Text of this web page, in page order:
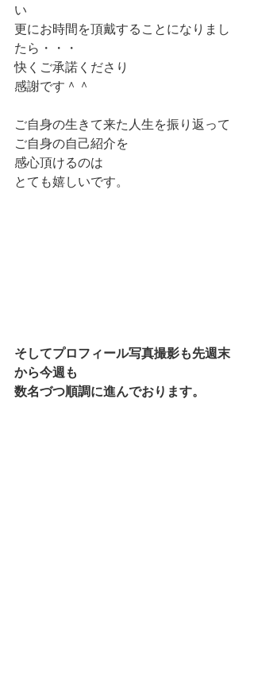
い
更にお時間を頂戴することになりまし
たら・・・
快くご承諾くださり
感謝です＾＾
ご自身の生きて来た人生を振り返って
ご自身の自己紹介を
感心頂けるのは
とても嬉しいです。
そしてプロフィール写真撮影も先週末
から今週も
数名づつ順調に進んでおります。